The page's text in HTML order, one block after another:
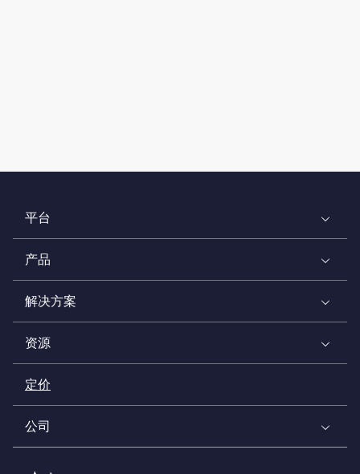
平台
产品
解决方案
资源
定价
公司